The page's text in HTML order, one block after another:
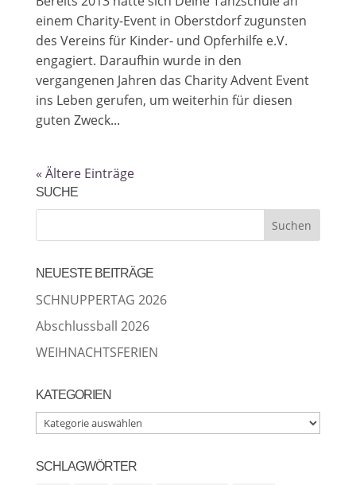
einem Charity-Event in Oberstdorf zugunsten
des Vereins für Kinder- und Opferhilfe e.V.
engagiert. Daraufhin wurde in den
vergangenen Jahren das Charity Advent Event
ins Leben gerufen, um weiterhin für diesen
guten Zweck...
« Ältere Einträge
SUCHE
NEUESTE BEITRÄGE
SCHNUPPERTAG 2026
Abschlussball 2026
WEIHNACHTSFERIEN
KATEGORIEN
Kategorien
SCHLAGWÖRTER